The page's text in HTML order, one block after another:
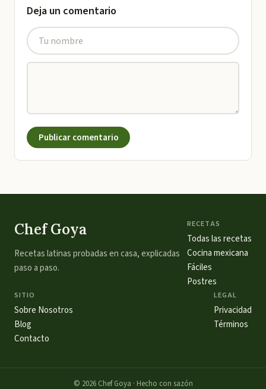
Deja un comentario
Publicar comentario
Chef Goya
Recetas latinas probadas en casa, explicadas
paso a paso.
RECETAS
Todas las recetas
Cocina mexicana
Fáciles
Postres
SITIO
Sobre Nosotros
Blog
Contacto
LEGAL
Privacidad
Términos
© 2026Chef Goya · Hecho con sazón